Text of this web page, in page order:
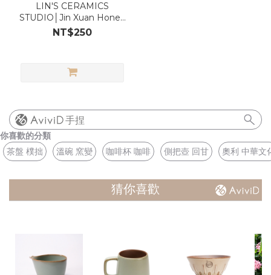
LIN'S CERAMICS
STUDIO│Jin Xuan Honey
Black Tea (50g)
NT$250
手捏
你喜歡的分類
茶盤 樸拙
溫碗 窯變 咖啡杯 咖啡 側把壺 回甘 奧利 中華文
猜你喜歡